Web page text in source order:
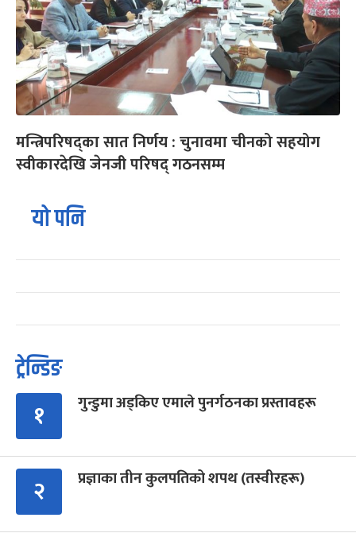
मन्त्रिपरिषद्का सात निर्णय : चुनावमा चीनको सहयोग
स्वीकारदेखि जेनजी परिषद् गठनसम्म
यो पनि
ट्रेन्डिङ
१ गुन्डुमा अड्किए एमाले पुनर्गठनका प्रस्तावहरू
२ प्रज्ञाका तीन कुलपतिको शपथ (तस्वीरहरू)